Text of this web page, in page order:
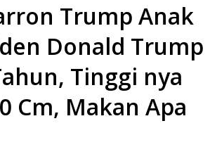
Trump Anak
Donald Trump
Tinggi nya
Cm, Makan Apa